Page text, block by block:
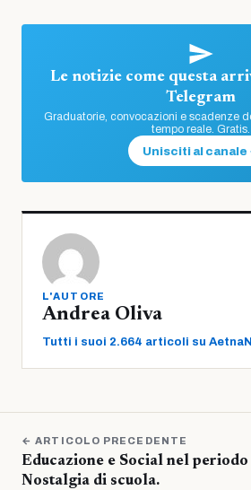
Le notizie come questa
Telegram
Graduatorie, convocazioni e scadenze
tempo reale. Gratis.
Unisciti al canale
L'AUTORE
Andrea Oliva
Tutti i suoi 2.664 articoli su
← ARTICOLO PRECEDENTE
Educazione e Social nel
Nostalgia di scuola.